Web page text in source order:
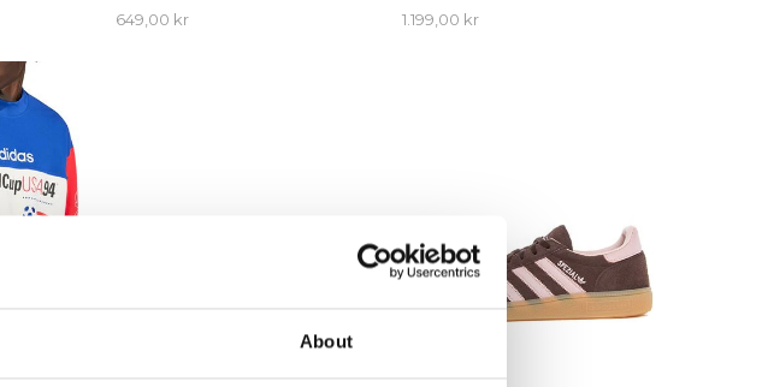
About
649,00 kr
1.199,00 kr